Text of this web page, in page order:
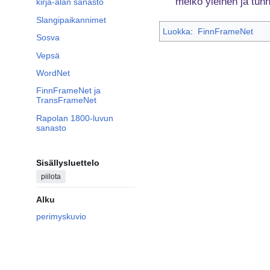
kirja-alan sanasto
Slangipaikannimet
Sosva
Vepsä
WordNet
FinnFrameNet ja
TransFrameNet
Rapolan 1800-luvun
sanasto
Sisällysluettelo
piilota
Alku
perimyskuvio
Luokka: FinnFrameNet